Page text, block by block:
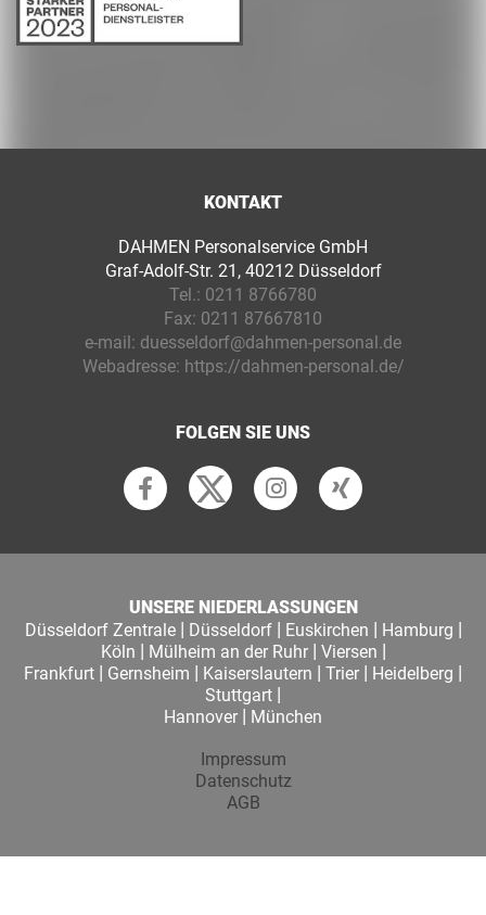
KONTAKT
DAHMEN Personalservice GmbH
Graf-Adolf-Str. 21, 40212 Düsseldorf
Tel.: 0211 8766780
Fax: 0211 87667810
e-mail: duesseldorf@dahmen-personal.de
Webadresse: https://dahmen-personal.de/
FOLGEN SIE UNS
UNSERE NIEDERLASSUNGEN
Düsseldorf Zentrale| Düsseldorf| Euskirchen | Hamburg |
Köln | Mülheim an der Ruhr| Viersen |
Frankfurt | Gernsheim | Kaiserslautern | Trier | Heidelberg |
Stuttgart |
Hannover | München
Impressum
Datenschutz
AGB